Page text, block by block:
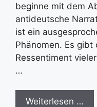
beginne mit dem
antideutsche
ist ein
Phänomen. Es
Ressentiment
…
Weiterlesen …